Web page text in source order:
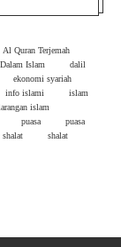
Al Quran Terjemah
Dalam Islam
dalil
ekonomi syariah
info islami
islam
islam
puasa
puasa
shalat
shalat